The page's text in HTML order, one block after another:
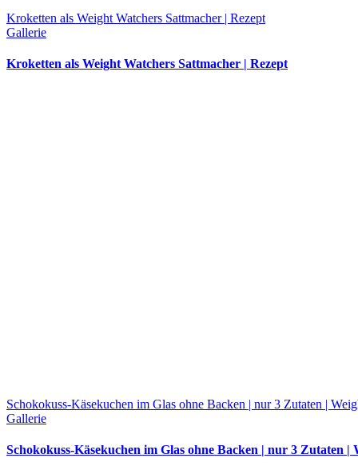
Kroketten als Weight Watchers Sattmacher | Rezept
Gallerie
Kroketten als Weight Watchers Sattmacher | Rezept
Schokokuss-Käsekuchen im Glas ohne Backen | nur 3 Zutaten |
Gallerie
Schokokuss-Käsekuchen im Glas ohne Backen | nur 3 Zutaten |